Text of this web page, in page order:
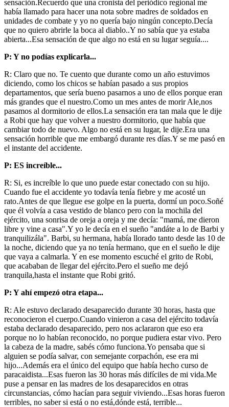
sensación.Recuerdo que una cronista del periódico regional me
había llamado para hacer una nota sobre madres de soldados en
unidades de combate y yo no quería bajo ningún concepto.Decía
que no quiero abrirle la boca al diablo..Y no sabía que ya estaba
abierta...Esa sensación de que algo no está en su lugar seguía....
P: Y no podías explicarla...
R: Claro que no. Te cuento que durante como un año estuvimos
diciendo, como los chicos se habían pasado a sus propios
departamentos, que sería bueno pasarnos a uno de ellos porque eran
más grandes que el nuestro.Como un mes antes de morir Ale,nos
pasamos al dormitorio de ellos.La sensación era tan mala que le dije
a Robi que hay que volver a nuestro dormitorio, que había que
cambiar todo de nuevo. Algo no está en su lugar, le dije.Era una
sensación horrible que me embargó durante res días.Y se me pasó en
el instante del accidente.
P: ES increíble...
R: Si, es increíble lo que uno puede estar conectado con su hijo.
Cuando fue el accidente yo todavía tenía fiebre y me acosté un
rato.Antes de que llegue ese golpe en la puerta, dormí un poco.Soñé
que él volvía a casa vestido de blanco pero con la mochila del
ejército, una sonrisa de oreja a oreja y me decía: "mamá, me dieron
libre y vine a casa".Y yo le decía en el sueño "andáte a lo de Barbi y
tranquilizála". Barbi, su hermana, había llorado tanto desde las 10 de
la noche, diciendo que ya no tenía hermano, que en el sueño le dije
que vaya a calmarla. Y en ese momento escuché el grito de Robi,
que acababan de llegar del ejército.Pero el sueño me dejó
tranquila,hasta el instante que Robi gritó.
P: Y ahí empezó otra etapa...
R: Ale estuvo declarado desaparecido durante 30 horas, hasta que
reconocieron el cuerpo.Cuando vinieron a casa del ejército todavía
estaba declarado desaparecido, pero nos aclararon que eso era
porque no lo habían reconocido, no porque pudiera estar vivo. Pero
la cabeza de la madre, sabés cómo funciona.Yo pensaba que si
alguien se podía salvar, con semejante corpachón, ese era mi
hijo...Además era el único del equipo que había hecho curso de
paracaidista...Esas fueron las 30 horas más difíciles de mi vida.Me
puse a pensar en las madres de los desaparecidos en otras
circunstancias, cómo hacían para seguir viviendo...Esas horas fueron
terribles, no saber si está o no está,dónde está, terrible...